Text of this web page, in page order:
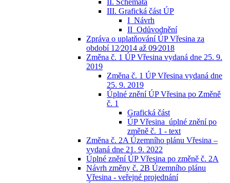
II. Schémata
III. Grafická část ÚP
I_Návrh
II_Odůvodnění
Zpráva o uplatňování ÚP Vřesina za
období 12⁄2014 až 09⁄2018
Změna č. 1 ÚP Vřesina vydaná dne 25. 9.
2019
Změna č. 1 ÚP Vřesina vydaná dne
25. 9. 2019
Úplné znění ÚP Vřesina po Změně
č. 1
Grafická část
ÚP Vřesina_úplné znění po
změně č. 1 - text
Změna č. 2A Územního plánu Vřesina –
vydaná dne 21. 9. 2022
Úplné znění ÚP Vřesina po změně č. 2A
Návrh změny č. 2B Územního plánu
Vřesina - veřejné projednání